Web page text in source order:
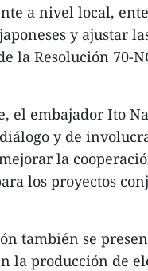
a nivel local,
y ajustar
la Resolución 70-
el embajador Ito
y de
la
los proyectos
también se
la producción de